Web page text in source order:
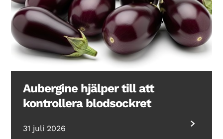
Aubergine hjälper till att
kontrollera blodsockret
31 juli 2026